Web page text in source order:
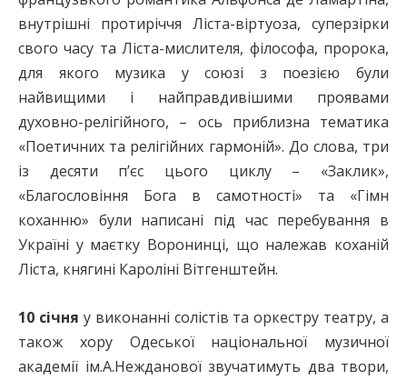
внутрішні протиріччя Ліста-віртуоза, суперзірки
свого часу та Ліста-мислителя, філософа, пророка,
для якого музика у союзі з поезією були
найвищими і найправдивішими проявами
духовно-релігійного, – ось приблизна тематика
«Поетичних та релігійних гармоній». До слова, три
із десяти п’єс цього циклу – «Заклик»,
«Благословіння Бога в самотності» та «Гімн
коханню» були написані під час перебування в
Україні у маєтку Воронинці, що належав коханій
Ліста, княгині Кароліні Вітгенштейн.
10 січня у виконанні солістів та оркестру театру, а
також хору Одеської національної музичної
академії ім.А.Нежданової звучатимуть два твори,